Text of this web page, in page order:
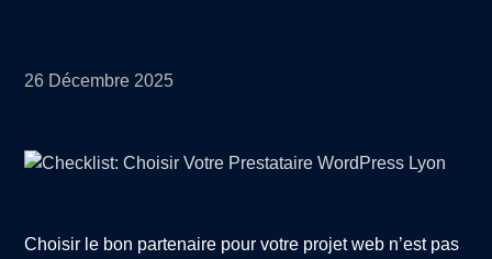
26 Décembre 2025
Choisir le bon partenaire pour votre projet web n’est pas